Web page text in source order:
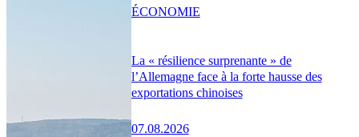
La « résilience surprenante » de
l’Allemagne face à la forte hausse des
exportations chinoises
07.08.2026
ÉCONOMIE